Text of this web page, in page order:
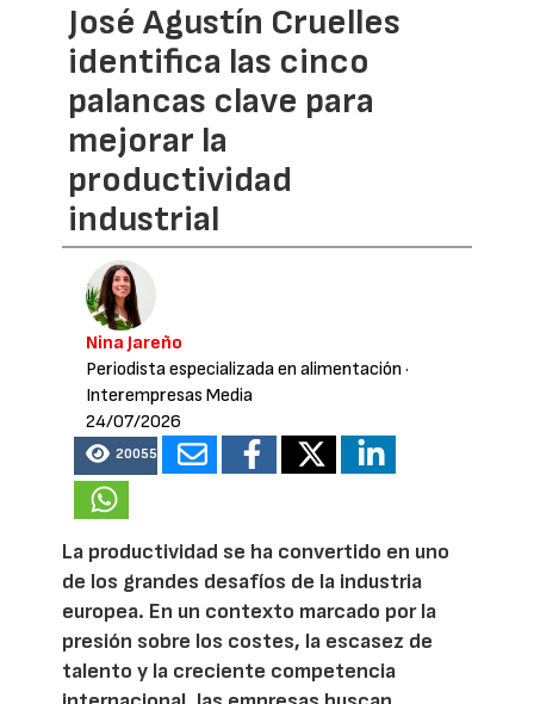
José Agustín Cruelles
identifica las cinco
palancas clave para
mejorar la
productividad
industrial
Nina Jareño
Periodista especializada en alimentación ·
Interempresas Media
24/07/2026
20055
La productividad se ha convertido en uno
de los grandes desafíos de la industria
europea. En un contexto marcado por la
presión sobre los costes, la escasez de
talento y la creciente competencia